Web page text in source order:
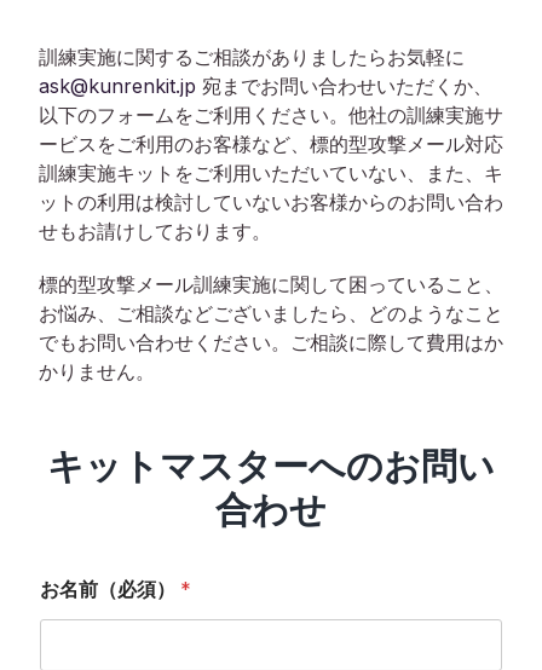
訓練実施に関するご相談がありましたらお気軽に
ask@kunrenkit.jp 宛までお問い合わせいただくか、
以下のフォームをご利用ください。他社の訓練実施サ
ービスをご利用のお客様など、標的型攻撃メール対応
訓練実施キットをご利用いただいていない、また、キ
ットの利用は検討していないお客様からのお問い合わ
せもお請けしております。
標的型攻撃メール訓練実施に関して困っていること、
お悩み、ご相談などございましたら、どのようなこと
でもお問い合わせください。ご相談に際して費用はか
かりません。
キットマスターへのお問い
合わせ
お名前（必須） *